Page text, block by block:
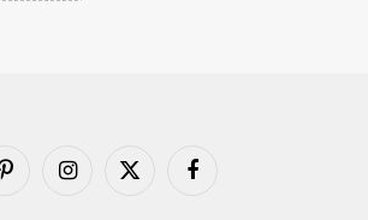
فيسبوك X
الانستغرام